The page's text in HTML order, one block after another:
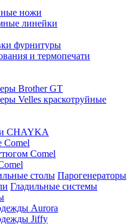
ножи
линейки
фурнитуры
и термопечати
Brother GT
Velles краскотруйные
CHAYKA
Comel
Comel
столы Парогенераторы
Гладильные системы
Aurora
Jiffy